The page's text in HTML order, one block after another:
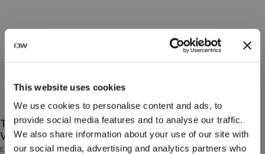
This website uses cookies
We use cookies to personalise content and ads, to
provide social media features and to analyse our traffic.
We also share information about your use of our site with
our social media, advertising and analytics partners who
Training Logo Sock 3-Pack
White/Green/Yellow
Essential Collection